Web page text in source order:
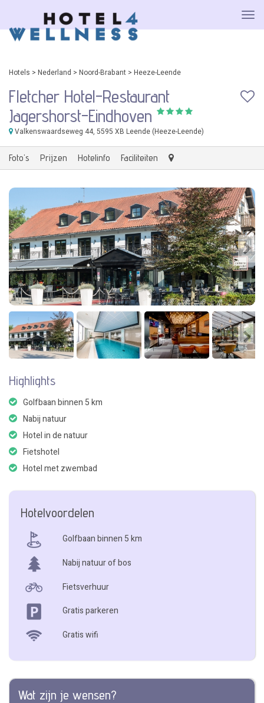
Hotels > Nederland > Noord-Brabant > Heeze-Leende
Fletcher Hotel-Restaurant
Jagershorst-Eindhoven
Valkenswaardseweg 44, 5595 XB Leende (Heeze-Leende)
Foto's Prijzen Hotelinfo Faciliteiten
Highlights
Golfbaan binnen 5 km
Nabij natuur
Hotel in de natuur
Fietshotel
Hotel met zwembad
Hotelvoordelen
Golfbaan binnen 5 km
Nabij natuur of bos
Fietsverhuur
Gratis parkeren
Gratis wifi
Wat zijn je wensen?